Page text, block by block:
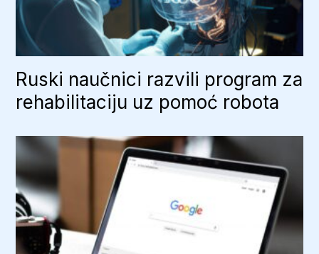
Ruski naučnici razvili program za
rehabilitaciju uz pomoć robota